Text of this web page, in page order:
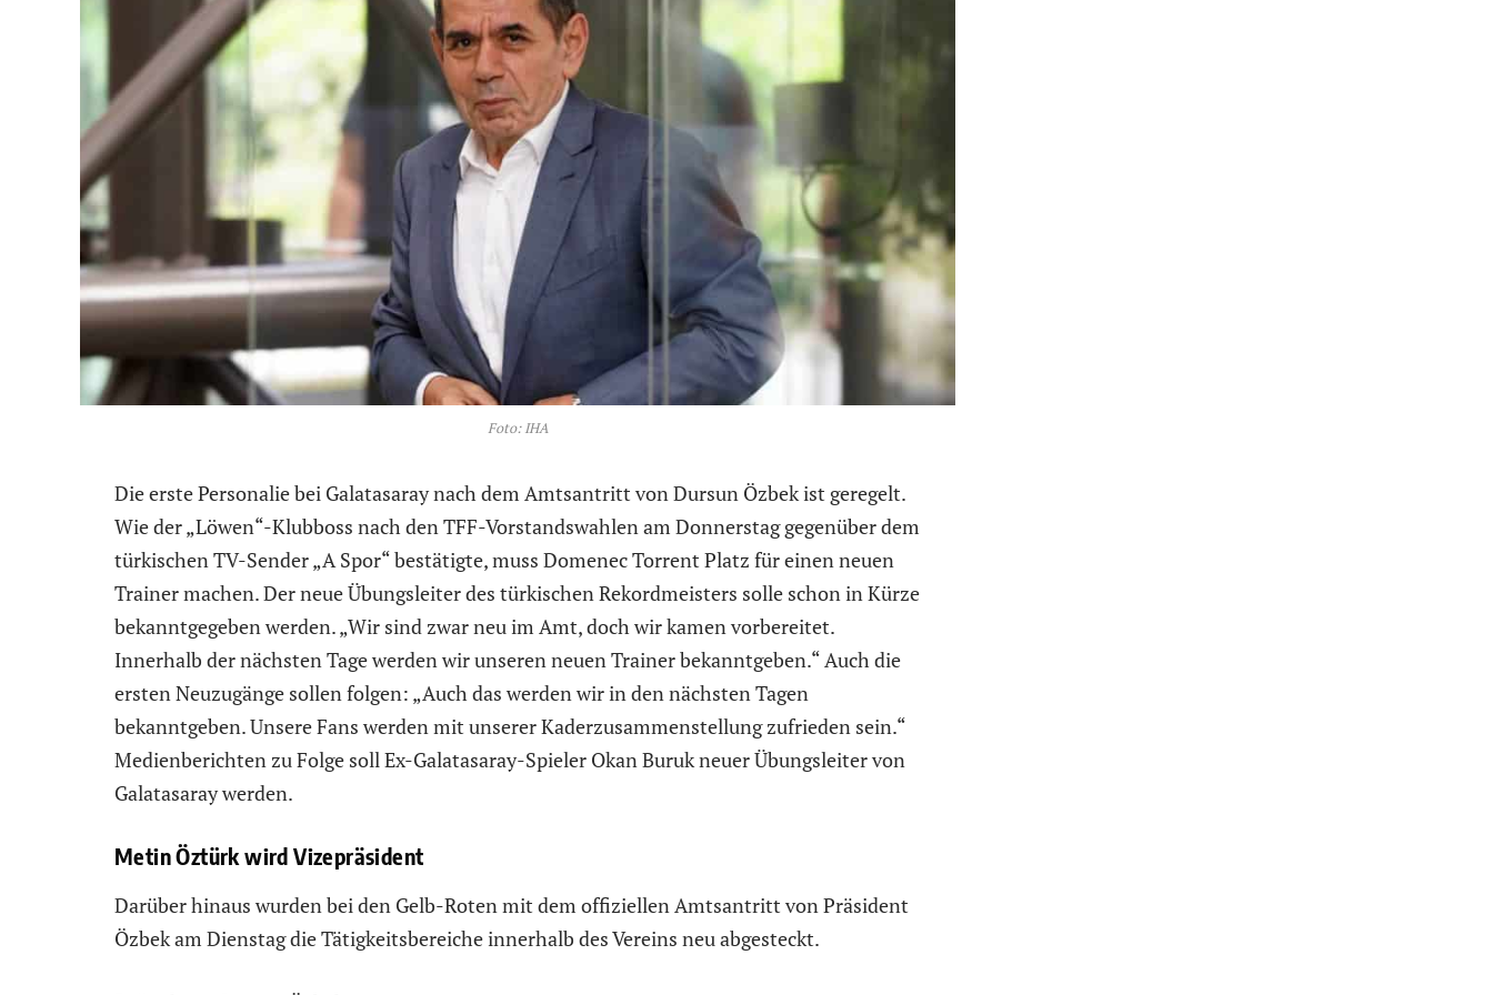
Foto: IHA
Die erste Personalie bei Galatasaray nach dem Amtsantritt von Dursun Özbek ist geregelt.
Wie der „Löwen“-Klubboss nach den TFF-Vorstandswahlen am Donnerstag gegenüber dem
türkischen TV-Sender „A Spor“ bestätigte, muss Domenec Torrent Platz für einen neuen
Trainer machen. Der neue Übungsleiter des türkischen Rekordmeisters solle schon in Kürze
bekanntgegeben werden. „Wir sind zwar neu im Amt, doch wir kamen vorbereitet.
Innerhalb der nächsten Tage werden wir unseren neuen Trainer bekanntgeben.“ Auch die
ersten Neuzugänge sollen folgen: „Auch das werden wir in den nächsten Tagen
bekanntgeben. Unsere Fans werden mit unserer Kaderzusammenstellung zufrieden sein.“
Medienberichten zu Folge soll Ex-Galatasaray-Spieler Okan Buruk neuer Übungsleiter von
Galatasaray werden.
Metin Öztürk wird Vizepräsident
Darüber hinaus wurden bei den Gelb-Roten mit dem offiziellen Amtsantritt von Präsident
Özbek am Dienstag die Tätigkeitsbereiche innerhalb des Vereins neu abgesteckt.